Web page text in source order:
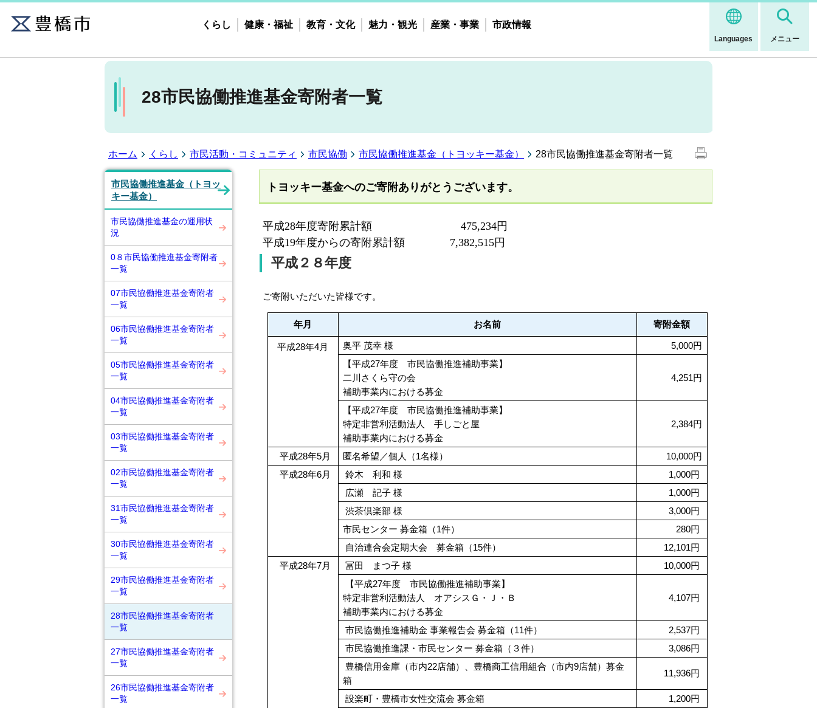
Languages メニュー
くらし 健康・福祉 教育・文化 魅力・観光 産業・事業 市政情報
28市民協働推進基金寄附者一覧
ホーム くらし 市民活動・コミュニティ 市民協働 市民協働推進基金（トヨッキー基金） 28市民協働推進基金寄附者一覧
市民協働推進基金（トヨッ
キー基金）
市民協働推進基金の運用状
況
0８市民協働推進基金寄附者
一覧
07市民協働推進基金寄附者
一覧
06市民協働推進基金寄附者
一覧
05市民協働推進基金寄附者
一覧
04市民協働推進基金寄附者
一覧
03市民協働推進基金寄附者
一覧
02市民協働推進基金寄附者
一覧
31市民協働推進基金寄附者
一覧
30市民協働推進基金寄附者
一覧
29市民協働推進基金寄附者
一覧
28市民協働推進基金寄附者
一覧
27市民協働推進基金寄附者
一覧
26市民協働推進基金寄附者
一覧
トヨッキー基金へのご寄附ありがとうございます。
平成28年度寄附累計額 475,234円
平成19年度からの寄附累計額 7,382,515円
平成２８年度
ご寄附いただいた皆様です。
年月 お名前 寄附金額
平成28年4月 奥平 茂幸 様
5,000円
【平成27年度 市民協働推進補助事業】
二川さくら守の会
補助事業内における募金
4,251円
【平成27年度 市民協働推進補助事業】
特定非営利活動法人 手しごと屋
補助事業内における募金
2,384円
平成28年5月 匿名希望／個人（1名様）
10,000円
平成28年6月
鈴木 利和 様
1,000円
広瀬 記子 様
1,000円
渋茶倶楽部 様
3,000円
市民センター 募金箱（1件）
280円
自治連合会定期大会 募金箱（15件）
12,101円
平成28年7月
冨田 まつ子 様
10,000円
【平成27年度 市民協働推進補助事業】
特定非営利活動法人 オアシスＧ・Ｊ・Ｂ
補助事業内における募金
4,107円
市民協働推進補助金 事業報告会 募金箱（11件）
2,537円
市民協働推進課・市民センター 募金箱（３件）
3,086円
豊橋信用金庫（市内22店舗）、豊橋商工信用組合（市内9店舗）募金
箱
11,936円
設楽町・豊橋市女性交流会 募金箱
1,200円